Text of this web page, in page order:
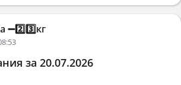
за 20.07.2026